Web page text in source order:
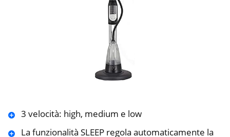
3 velocità: high, medium e low
La funzionalità SLEEP regola automaticamente la